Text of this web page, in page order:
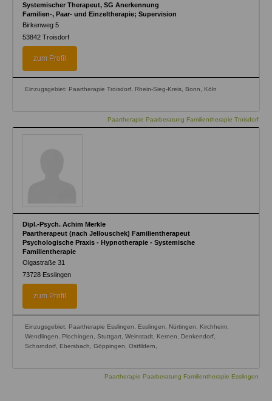
Systemischer Therapeut, SG Anerkennung
Familien-, Paar- und Einzeltherapie; Supervision
Birkenweg 5
53842 Troisdorf
zum Profil
Einzugsgebiet: Paartherapie Troisdorf, Rhein-Sieg-Kreis, Bonn, Köln
Paartherapie Paarberatung Familientherapie Troisdorf
Dipl.-Psych. Achim Merkle
Paartherapeut (nach Jellouschek) Familientherapeut
Psychologische Praxis - Hypnotherapie - Systemische
Familientherapie
Olgastraße 31
73728 Esslingen
zum Profil
Einzugsgebiet: Paartherapie Esslingen, Esslingen, Nürtingen, Kirchheim,
Wendlingen, Plochingen, Stuttgart, Weinstadt, Kernen, Denkendorf,
Schorndorf, Ebersbach, Göppingen, Ostfildern,
Paartherapie Paarberatung Familientherapie Esslingen